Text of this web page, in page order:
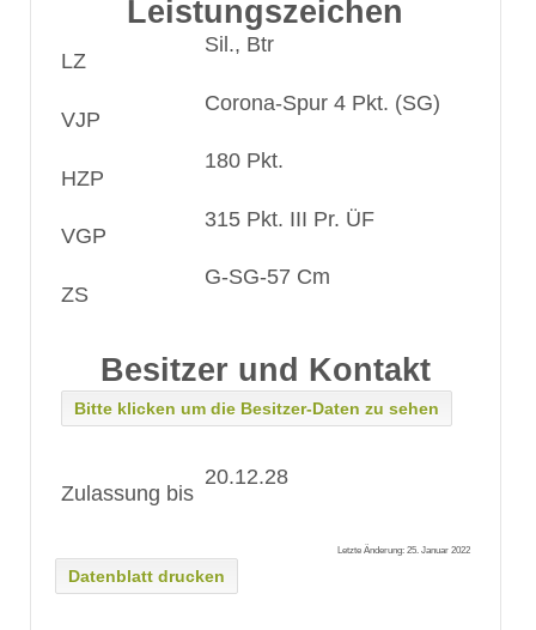
Leistungszeichen
LZ
Sil., Btr
VJP
Corona-Spur 4 Pkt. (SG)
HZP
180 Pkt.
VGP
315 Pkt. III Pr. ÜF
ZS
G-SG-57 Cm
Besitzer und Kontakt
Bitte klicken um die Besitzer-Daten zu sehen
Zulassung bis
20.12.28
Letzte Änderung: 25. Januar 2022
Datenblatt drucken